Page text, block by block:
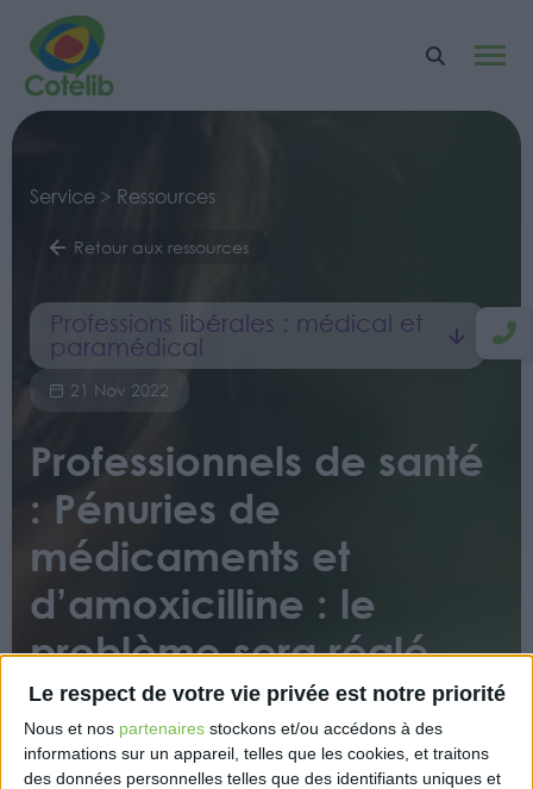
Le respect de votre vie privée est notre priorité
Nous et nos partenaires stockons et/ou accédons à des
informations sur un appareil, telles que les cookies, et traitons
des données personnelles telles que des identifiants uniques et
Service > Ressources
Retour aux ressources
Professions libérales : médical et
paramédical
21 Nov 2022
Professionnels de santé
: Pénuries de
médicaments et
d’amoxicilline : le
problème sera réglé
rapidement, selon
François Braun